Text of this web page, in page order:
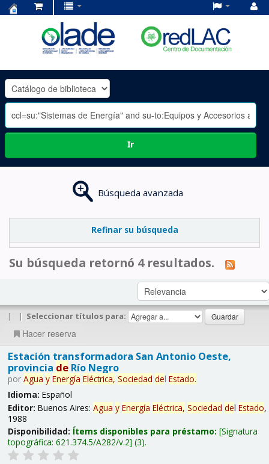
OLADE
-
Ir
Búsqueda avanzada
Refinar su búsqueda
Su búsqueda retornó 4 resultados.
| | Seleccionar títulos para:
Hacer reserva
Estación transformadora San Antonio Oeste,
provincia deRío Negro
por Agua y Energía Eléctrica, Sociedad del Estado.
Idioma: Español
Editor: Buenos Aires: Agua y Energía Eléctrica, Sociedad del Estado,
1988
Disponibilidad: Ítems disponibles para préstamo: Signatura
topográfica: 621.374.5/A282/v.2 (3).